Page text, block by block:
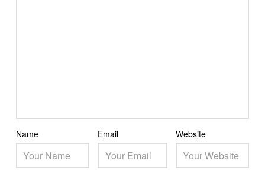
Name Email Website